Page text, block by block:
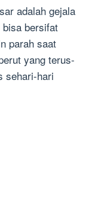
adalah gejala
bersifat
parah saat
yang terus-
sehari-hari